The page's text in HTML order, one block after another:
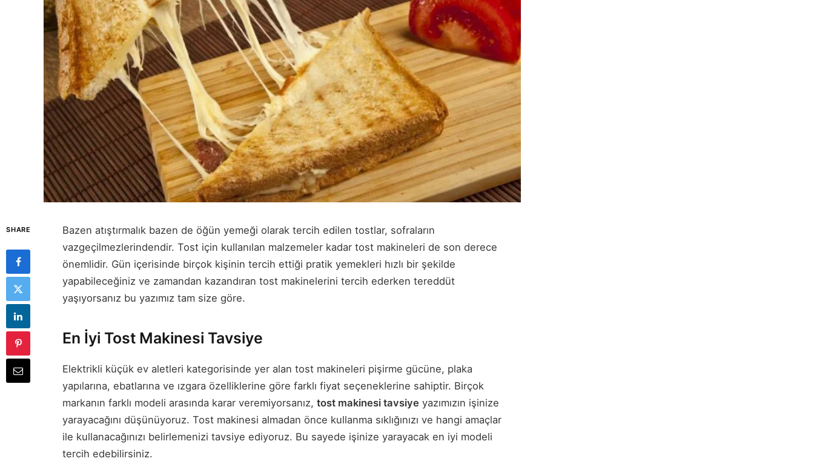
SHARE
Bazen atıştırmalık bazen de öğün yemeği olarak tercih edilen tostlar, sofraların
vazgeçilmezlerindendir. Tost için kullanılan malzemeler kadar tost makineleri de son derece
önemlidir. Gün içerisinde birçok kişinin tercih ettiği pratik yemekleri hızlı bir şekilde
yapabileceğiniz ve zamandan kazandıran tost makinelerini tercih ederken tereddüt
yaşıyorsanız bu yazımız tam size göre.
En İyi Tost Makinesi Tavsiye
Elektrikli küçük ev aletleri kategorisinde yer alan tost makineleri pişirme gücüne, plaka
yapılarına, ebatlarına ve ızgara özelliklerine göre farklı fiyat seçeneklerine sahiptir. Birçok
markanın farklı modeli arasında karar veremiyorsanız, tost makinesi tavsiye yazımızın işinize
yarayacağını düşünüyoruz. Tost makinesi almadan önce kullanma sıklığınızı ve hangi amaçlar
ile kullanacağınızı belirlemenizi tavsiye ediyoruz. Bu sayede işinize yarayacak en iyi modeli
tercih edebilirsiniz.